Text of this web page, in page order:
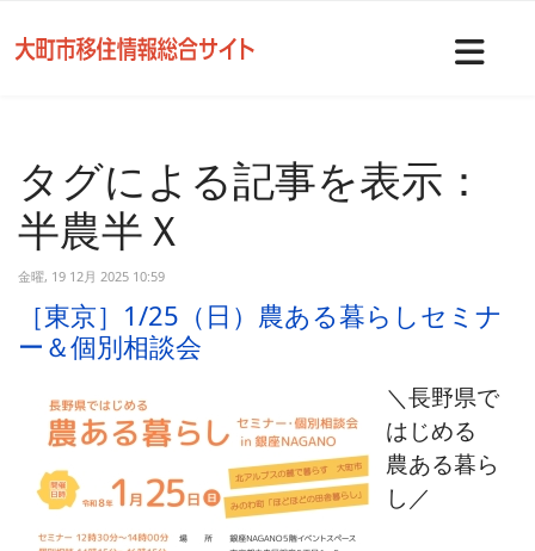
タグによる記事を表示：
半農半Ｘ
金曜, 19 12月 2025 10:59
［東京］1/25（日）農ある暮らしセミナ
ー＆個別相談会
＼長野県で
はじめる
農ある暮ら
し／